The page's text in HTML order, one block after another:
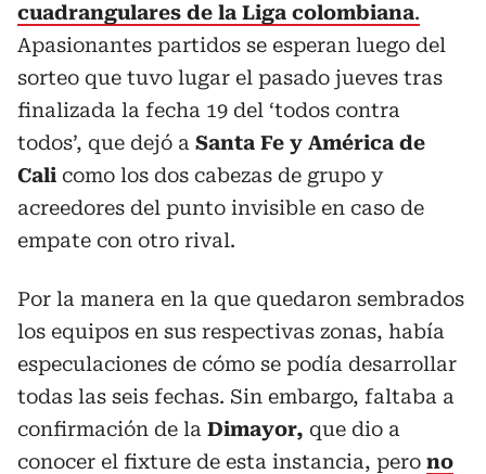
cuadrangulares de la Liga colombiana.
Apasionantes partidos se esperan luego del
sorteo que tuvo lugar el pasado jueves tras
finalizada la fecha 19 del ‘todos contra
todos’, que dejó a Santa Fe y América de
Cali como los dos cabezas de grupo y
acreedores del punto invisible en caso de
empate con otro rival.
Por la manera en la que quedaron sembrados
los equipos en sus respectivas zonas, había
especulaciones de cómo se podía desarrollar
todas las seis fechas. Sin embargo, faltaba a
confirmación de la Dimayor, que dio a
conocer el fixture de esta instancia, pero no